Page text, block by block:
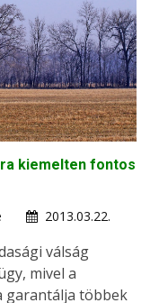
kiemelten fontos
2013.03.22.
válság
mivel a
garantálja többek